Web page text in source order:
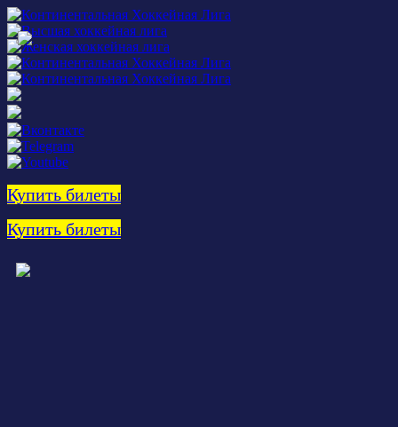
Купить билеты
Купить билеты